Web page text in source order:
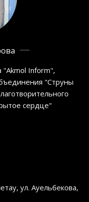
"Akmol Inform",
"Струны
сердце"
ул. Ауельбекова,